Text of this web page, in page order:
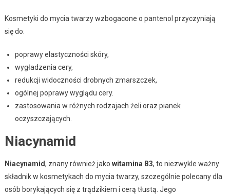
Kosmetyki do mycia twarzy wzbogacone o pantenol przyczyniają
się do:
poprawy elastyczności skóry,
wygładzenia cery,
redukcji widoczności drobnych zmarszczek,
ogólnej poprawy wyglądu cery.
zastosowania w różnych rodzajach żeli oraz pianek
oczyszczających.
Niacynamid
Niacynamid, znany również jako witamina B3, to niezwykle ważny
składnik w kosmetykach do mycia twarzy, szczególnie polecany dla
osób borykających się z trądzikiem i cerą tłustą. Jego